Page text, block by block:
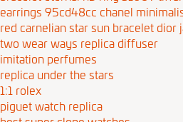
earrings 95cd48cc chanel
red carnelian star sun bracelet dior
two wear ways replica diffuser
imitation perfumes
replica under the stars
1:1 rolex
piguet watch replica